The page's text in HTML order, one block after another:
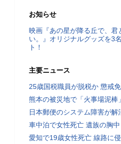
お知らせ
映画『あの星が降る丘で、君
い。』オリジナルグッズを3
ト！
主要ニュース
25歳国税職員が脱税か 懲戒
熊本の被災地で「火事場泥棒
日本郵便のシステム障害が解
車中泊で女性死亡 遺族の胸中
愛知で19歳女性死亡 線路に